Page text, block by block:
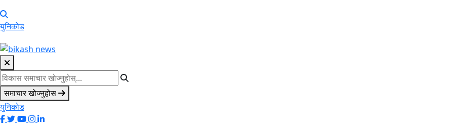
युनिकोड
समाचार खोज्नुहोस
युनिकोड